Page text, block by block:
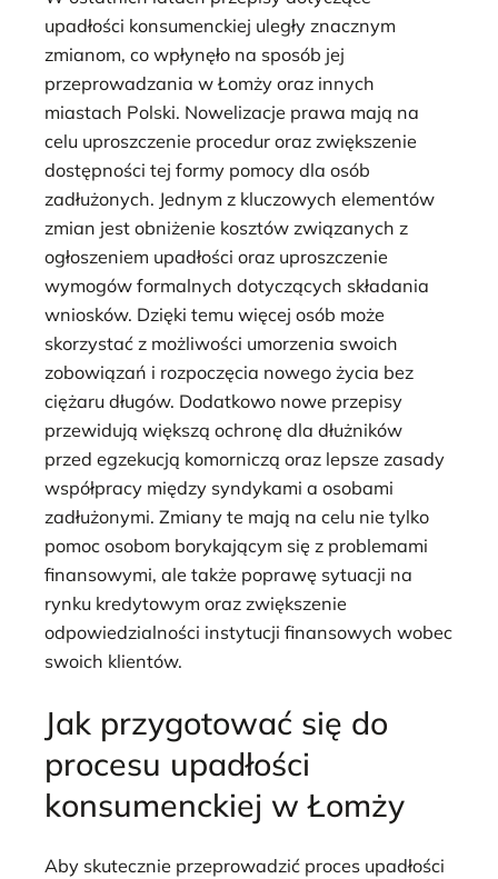
upadłości konsumenckiej uległy znacznym
zmianom, co wpłynęło na sposób jej
przeprowadzania w Łomży oraz innych
miastach Polski. Nowelizacje prawa mają na
celu uproszczenie procedur oraz zwiększenie
dostępności tej formy pomocy dla osób
zadłużonych. Jednym z kluczowych elementów
zmian jest obniżenie kosztów związanych z
ogłoszeniem upadłości oraz uproszczenie
wymogów formalnych dotyczących składania
wniosków. Dzięki temu więcej osób może
skorzystać z możliwości umorzenia swoich
zobowiązań i rozpoczęcia nowego życia bez
ciężaru długów. Dodatkowo nowe przepisy
przewidują większą ochronę dla dłużników
przed egzekucją komorniczą oraz lepsze zasady
współpracy między syndykami a osobami
zadłużonymi. Zmiany te mają na celu nie tylko
pomoc osobom borykającym się z problemami
finansowymi, ale także poprawę sytuacji na
rynku kredytowym oraz zwiększenie
odpowiedzialności instytucji finansowych wobec
swoich klientów.
Jak przygotować się do
procesu upadłości
konsumenckiej w Łomży
Aby skutecznie przeprowadzić proces upadłości